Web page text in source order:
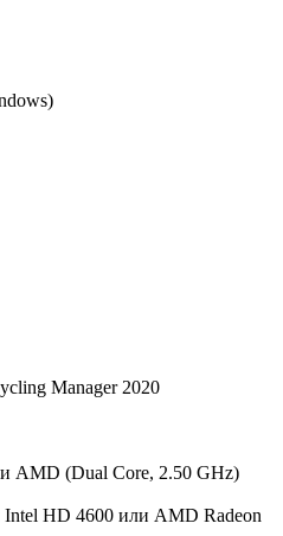
)
Manager 2020
AMD (Dual Core, 2.50 GHz)
HD 4600 или AMD Radeon